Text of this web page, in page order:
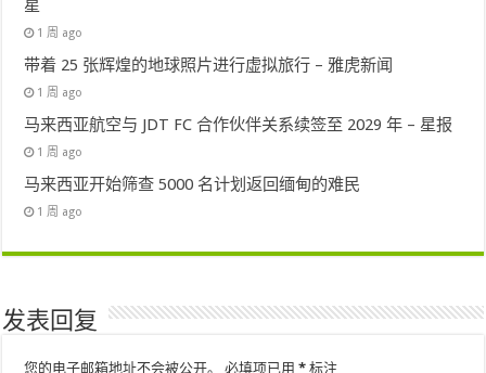
星
1 周 ago
带着 25 张辉煌的地球照片进行虚拟旅行 – 雅虎新闻
1 周 ago
马来西亚航空与 JDT FC 合作伙伴关系续签至 2029 年 – 星报
1 周 ago
马来西亚开始筛查 5000 名计划返回缅甸的难民
1 周 ago
发表回复
您的电子邮箱地址不会被公开。 必填项已用* 标注